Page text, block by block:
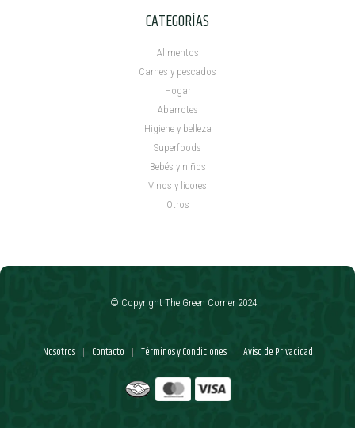
CATEGORÍAS
Alimentos
Carnes y pescados
Hogar
Abarrotes
Higiene y belleza
Superfoods
Bebés y niños
Vinos y licores
Otros
Nosotros | Contacto | Términos y Condiciones | Aviso de Privacidad
© Copyright The Green Corner 2024